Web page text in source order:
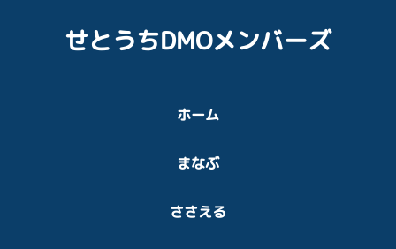
せとうちDMOメンバーズ
ホーム
まなぶ
ささえる